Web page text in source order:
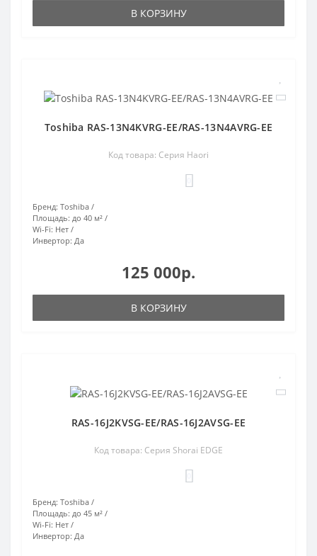
В КОРЗИНУ
Toshiba RAS-13N4KVRG-EE/RAS-13N4AVRG-EE
Код товара: Серия Haori
Бренд: Toshiba
Площадь: до 40 м²
Wi-Fi: Нет
Инвертор: Да
125 000р.
В КОРЗИНУ
RAS-16J2KVSG-EE/RAS-16J2AVSG-EE
Код товара: Серия Shorai EDGE
Бренд: Toshiba
Площадь: до 45 м²
Wi-Fi: Нет
Инвертор: Да